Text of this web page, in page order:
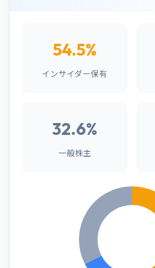
54.5%
インサイダー保有
32.6%
一般株主